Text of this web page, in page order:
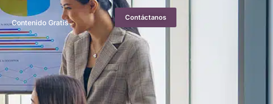
Contenido Gratis
Contáctanos